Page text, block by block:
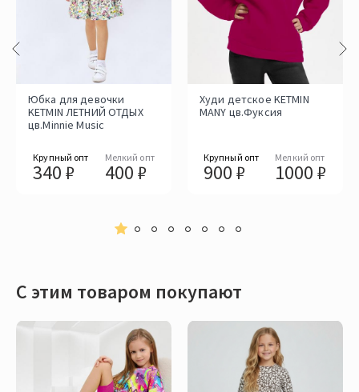
Юбка для девочки
KETMIN ЛЕТНИЙ ОТДЫХ
цв.Minnie Music
Крупный опт
340 ₽
Мелкий опт
400 ₽
Худи детское KETMIN
MANY цв.Фуксия
Крупный опт
900 ₽
Мелкий опт
1000 ₽
С этим товаром покупают